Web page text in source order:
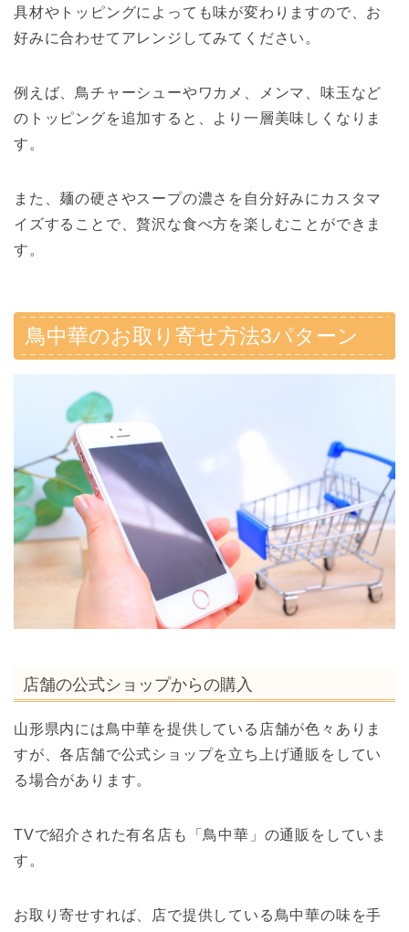
具材やトッピングによっても味が変わりますので、お
好みに合わせてアレンジしてみてください。
例えば、鳥チャーシューやワカメ、メンマ、味玉など
のトッピングを追加すると、より一層美味しくなりま
す。
また、麺の硬さやスープの濃さを自分好みにカスタマ
イズすることで、贅沢な食べ方を楽しむことができま
す。
鳥中華のお取り寄せ方法3パターン
店舗の公式ショップからの購入
山形県内には鳥中華を提供している店舗が色々ありま
すが、各店舗で公式ショップを立ち上げ通販をしてい
る場合があります。
TVで紹介された有名店も「鳥中華」の通販をしていま
す。
お取り寄せすれば、店で提供している鳥中華の味を手